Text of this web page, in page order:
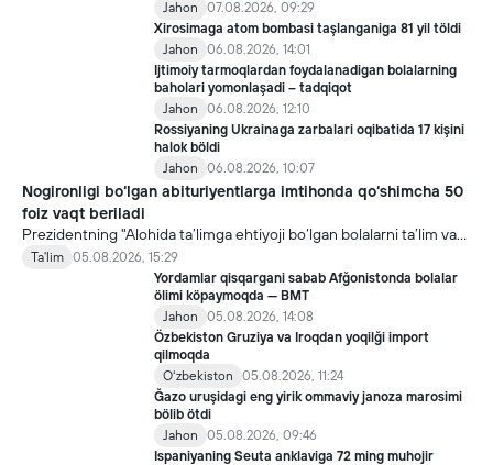
Jahon
07.08.2026, 09:29
Xirosimaga atom bombasi taşlanganiga 81 yil töldi
Jahon
06.08.2026, 14:01
Ijtimoiy tarmoqlardan foydalanadigan bolalarning
baholari yomonlaşadi – tadqiqot
Jahon
06.08.2026, 12:10
Rossiyaning Ukrainaga zarbalari oqibatida 17 kişini
halok böldi
Jahon
06.08.2026, 10:07
Nogironligi bo‘lgan abituriyentlarga imtihonda qo‘shimcha 50
foiz vaqt beriladi
Prezidentning "Alohida ta’limga ehtiyoji bo‘lgan bolalarni ta’lim va
ijtimoiy xizmatlar bilan qamrab olish tizimini takomillashtirish
bo‘yicha qo‘shimcha chora-tadbirlar to‘g‘risida"gi qarori bilan
inklyuziv ta’lim sohasida qator yangi mexanizmlar joriy etilmoqda.
Ta'lim 05.08.2026, 15:29
Yordamlar qisqargani sabab Afğonistonda bolalar
ölimi köpaymoqda — BMT
Jahon
05.08.2026, 14:08
Özbekiston Gruziya va Iroqdan yoqilği import
qilmoqda
Oʻzbekiston
05.08.2026, 11:24
Ğazo uruşidagi eng yirik ommaviy janoza marosimi
bölib ötdi
Jahon
05.08.2026, 09:46
Ispaniyaning Seuta anklaviga 72 ming muhojir